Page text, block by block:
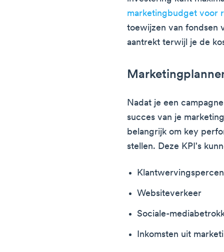
marketingbudget voor
toewijzen van fondsen
aantrekt terwijl je de
Nadat je een
succes van je
belangrijk om key
stellen. Deze KPI's
Websiteverkeer
Sociale-
Inkomsten uit